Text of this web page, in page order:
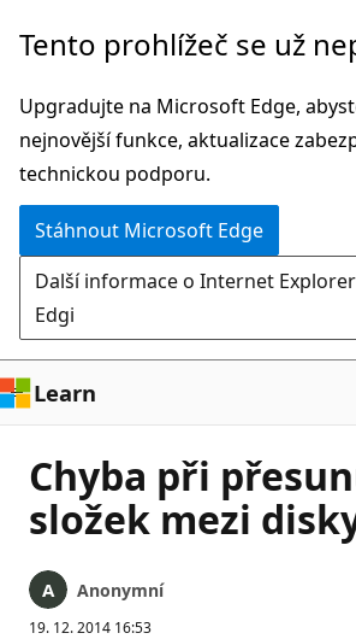
Přeskočit
hlavní
obsah
Tento prohlížeč se už
Upgradujte na Microsoft Edge,
nejnovější funkce, aktualizace
technickou podporu.
Stáhnout Microsoft Edge
Další informace o Internet
Edgi
Learn
Chyba při
složek mezi
Anonymní
19. 12. 2014 16:53